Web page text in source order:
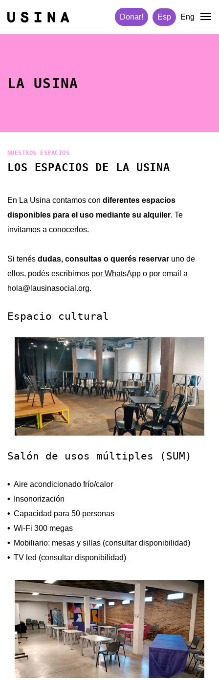
Donar! Esp Eng
LA USINA
NUESTROS ESPACIOS
LOS ESPACIOS DE LA USINA
En La Usina contamos con diferentes espacios
disponibles para el uso mediante su alquiler. Te
invitamos a conocerlos.
Si tenés dudas, consultas o querés reservar uno de
ellos, podés escribirnos por WhatsApp o por email a
hola@lausinasocial.org.
Espacio cultural
Salón de usos múltiples (SUM)
Aire acondicionado frío/calor
Insonorización
Capacidad para 50 personas
Wi-Fi 300 megas
Mobiliario: mesas y sillas (consultar disponibilidad)
TV led (consultar disponibilidad)